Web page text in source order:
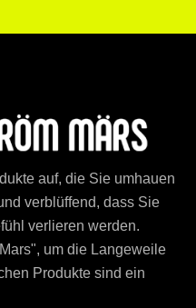
auf, die Sie umhauen
verblüffend, dass Sie
verlieren werden.
um die Langeweile
Produkte sind ein